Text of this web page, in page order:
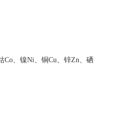
、镍Ni、铜Cu、锌Zn、硒